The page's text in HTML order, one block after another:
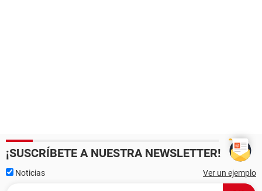
¡SUSCRÍBETE A NUESTRA NEWSLETTER!
Noticias Ver un ejemplo